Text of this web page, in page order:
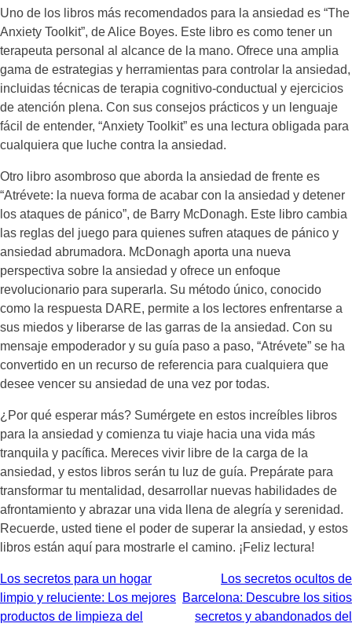
Uno de los libros más recomendados para la ansiedad es “The
Anxiety Toolkit”, de Alice Boyes. Este libro es como tener un
terapeuta personal al alcance de la mano. Ofrece una amplia
gama de estrategias y herramientas para controlar la ansiedad,
incluidas técnicas de terapia cognitivo-conductual y ejercicios
de atención plena. Con sus consejos prácticos y un lenguaje
fácil de entender, “Anxiety Toolkit” es una lectura obligada para
cualquiera que luche contra la ansiedad.
Otro libro asombroso que aborda la ansiedad de frente es
“Atrévete: la nueva forma de acabar con la ansiedad y detener
los ataques de pánico”, de Barry McDonagh. Este libro cambia
las reglas del juego para quienes sufren ataques de pánico y
ansiedad abrumadora. McDonagh aporta una nueva
perspectiva sobre la ansiedad y ofrece un enfoque
revolucionario para superarla. Su método único, conocido
como la respuesta DARE, permite a los lectores enfrentarse a
sus miedos y liberarse de las garras de la ansiedad. Con su
mensaje empoderador y su guía paso a paso, “Atrévete” se ha
convertido en un recurso de referencia para cualquiera que
desee vencer su ansiedad de una vez por todas.
¿Por qué esperar más? Sumérgete en estos increíbles libros
para la ansiedad y comienza tu viaje hacia una vida más
tranquila y pacífica. Mereces vivir libre de la carga de la
ansiedad, y estos libros serán tu luz de guía. Prepárate para
transformar tu mentalidad, desarrollar nuevas habilidades de
afrontamiento y abrazar una vida llena de alegría y serenidad.
Recuerde, usted tiene el poder de superar la ansiedad, y estos
libros están aquí para mostrarle el camino. ¡Feliz lectura!
Navegación
de
Los secretos para un hogar
limpio y reluciente: Los mejores
productos de limpieza del
Los secretos ocultos de
Barcelona: Descubre los sitios
secretos y abandonados del